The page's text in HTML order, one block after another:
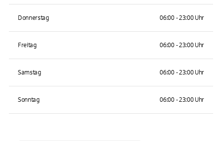
Donnerstag 06:00 - 23:00 Uhr
Freitag 06:00 - 23:00 Uhr
Samstag 06:00 - 23:00 Uhr
Sonntag 06:00 - 23:00 Uhr